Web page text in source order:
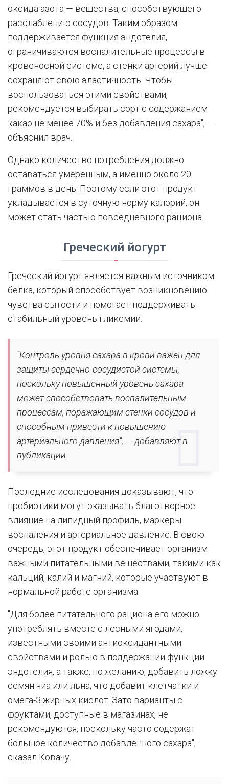
оксида азота — вещества, способствующего
расслаблению сосудов. Таким образом
поддерживается функция эндотелия,
ограничиваются воспалительные процессы в
кровеносной системе, а стенки артерий лучше
сохраняют свою эластичность. Чтобы
воспользоваться этими свойствами,
рекомендуется выбирать сорт с содержанием
какао не менее 70% и без добавления сахара", —
объяснил врач.
Однако количество потребления должно
оставаться умеренным, а именно около 20
граммов в день. Поэтому если этот продукт
укладывается в суточную норму калорий, он
может стать частью повседневного рациона.
Греческий йогурт
Греческий йогурт является важным источником
белка, который способствует возникновению
чувства сытости и помогает поддерживать
стабильный уровень гликемии.
"Контроль уровня сахара в крови важен для
защиты сердечно-сосудистой системы,
поскольку повышенный уровень сахара
может способствовать воспалительным
процессам, поражающим стенки сосудов и
способным привести к повышению
артериального давления", — добавляют в
публикации.
Последние исследования доказывают, что
пробиотики могут оказывать благотворное
влияние на липидный профиль, маркеры
воспаления и артериальное давление. В свою
очередь, этот продукт обеспечивает организм
важными питательными веществами, такими как
кальций, калий и магний, которые участвуют в
нормальной работе организма.
"Для более питательного рациона его можно
употреблять вместе с лесными ягодами,
известными своими антиоксидантными
свойствами и ролью в поддержании функции
эндотелия, а также, по желанию, добавить ложку
семян чиа или льна, что добавит клетчатки и
омега-3 жирных кислот. Зато варианты с
фруктами, доступные в магазинах, не
рекомендуются, поскольку часто содержат
большое количество добавленного сахара", —
сказал Ковачу.